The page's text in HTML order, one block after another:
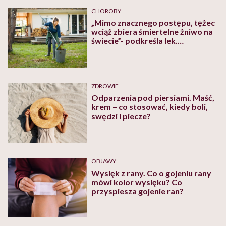
Trudno gojące rany to rany, które nie goją się poprzez
wspomniany wcześniej rychłowzrost ani wtórnowzrost.
Występują powikłaniami utrudniające lub
uniemożliwiającymi zagojenie powstałej rany.
Do czynników wpływających na trudności w gojeniu zalicza
się:
Zaburzenia metaboliczne dotyczącego całego
organizmu (
cukrzyca
Słabe ukrwienie okolicy, w której powstała rana;
Zakażenie rany trudnymi do zniszczenia
drobnoustrojami (bakterie lub grzyby).
Najpopularniejsze rany trudne do zagojenia to owrzodzenia
CHOROBY
„Mimo znacznego postępu, tężec
wciąż zbiera śmiertelne żniwo na
świecie”- podkreśla lek.
ZDROWIE
Odparzenia pod piersiami. Maść,
krem – co stosować, kiedy boli,
swędzi i piecze?
OBJAWY
Wysięk z rany. Co o gojeniu rany
mówi kolor wysięku? Co
przyspiesza gojenie ran?